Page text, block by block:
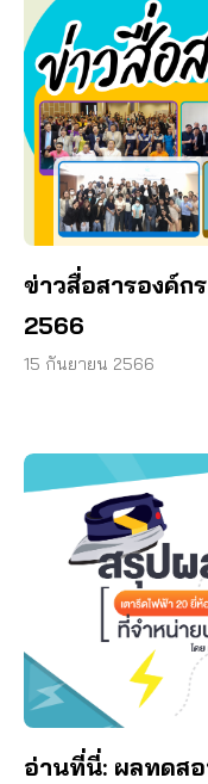
ข่าวสื่อสารองค์ก
2566
15 กันยายน 2566
อ่านที่นี่: ผลทดส